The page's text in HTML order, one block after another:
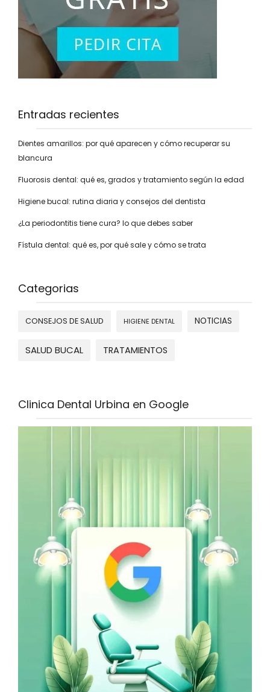
Entradas recientes
Dientes amarillos: por qué aparecen y cómo recuperar su
blancura
Fluorosis dental: qué es, grados y tratamiento según la edad
Higiene bucal: rutina diaria y consejos del dentista
¿La periodontitis tiene cura? lo que debes saber
Fístula dental: qué es, por qué sale y cómo se trata
Categorias
CONSEJOS DE SALUD HIGIENE DENTAL NOTICIAS
SALUD BUCAL TRATAMIENTOS
Clinica Dental Urbina en Google